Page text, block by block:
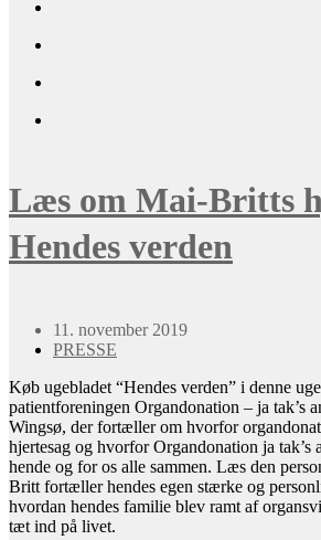
Læs om Mai-Britts
Hendes verden
11. november 2019
PRESSE
Køb ugebladet “Hendes verden” i denne
patientforeningen Organdonation – ja tak’s
Wingsø, der fortæller om hvorfor
hjertesag og hvorfor Organdonation ja tak’s
hende og for os alle sammen. Læs den
Britt fortæller hendes egen stærke og
hvordan hendes familie blev ramt af
tæt ind på livet.